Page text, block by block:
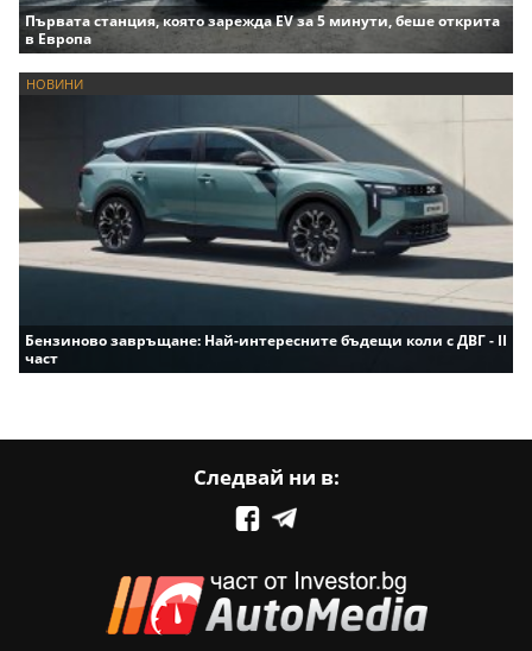
Първата станция, която зарежда EV за 5 минути, беше открита
в Европа
НОВИНИ
Бензиново завръщане: Най-интересните бъдещи коли с ДВГ - II
част
Следвай ни в: